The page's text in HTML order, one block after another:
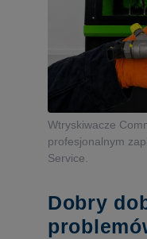
Wtryskiwacze
profesjonalnym
Service.
Dobry